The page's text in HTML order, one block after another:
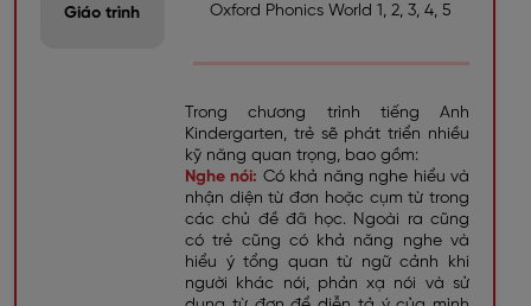
Giáo trình Oxford Phonics World 1, 2, 3, 4, 5
Trong chương trình tiếng Anh
Kindergarten, trẻ sẽ phát triển nhiều
kỹ năng quan trọng, bao gồm:
Nghe nói: Có khả năng nghe hiểu và
nhận diện từ đơn hoặc cụm từ trong
các chủ đề đã học. Ngoài ra cũng
có trẻ cũng có khả năng nghe và
hiểu ý tổng quan từ ngữ cảnh khi
người khác nói, phản xạ nói và sử